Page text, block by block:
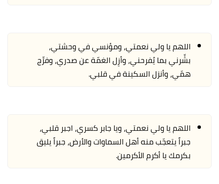
اللهم يا ولي نعمتي، ومؤنسي في وحشتي،
بشِّرني بما يُفرحني، وأزِل الغمّة عن صدري، وفرِّج
همّي، وأنزل السكينة في قلبي.
اللهم يا ولي نعمتي، ويا جابر كسري، اجبر قلبي،
جبراً يتعجّب منه أهل السماوات والأرض، جبراً يليق
بكرمك يا أكرم الأكرمين.